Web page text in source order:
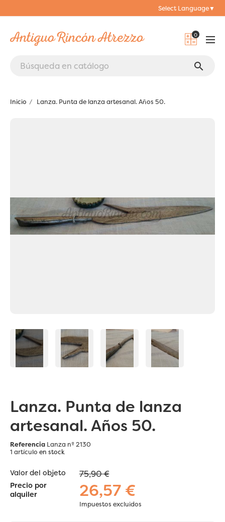
Select Language▼
0
search
Inicio Lanza. Punta de lanza artesanal. Años 50.
Lanza. Punta de lanza
artesanal. Años 50.
Referencia Lanza nº 2130
1 artículo en stock
Valor del objeto 75,90 €
Precio por
alquiler
26,57 €
Impuestos excluidos